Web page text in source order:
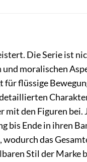
Die Serie ist
moralischen
flüssige
den Figuren bei.
bis Ende in ihren
das
Stil der Marke